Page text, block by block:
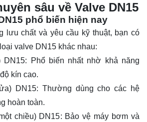
sâu về Valve DN15
phổ biến hiện nay
lưu chất và yêu cầu kỹ thuật, bạn có
valve DN15 khác nhau:
DN15: Phổ biến nhất nhờ khả năng
kín cao.
) DN15: Thường dùng cho các hệ
hoàn toàn.
chiều) DN15: Bảo vệ máy bơm và